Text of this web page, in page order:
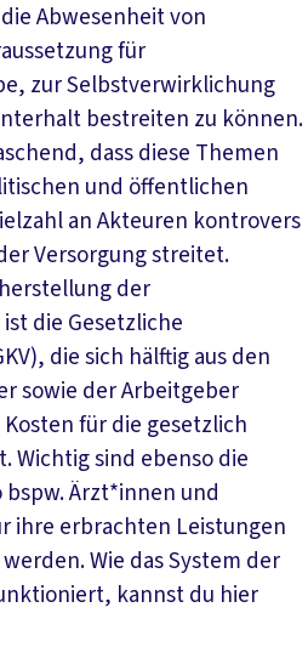
Abwesenheit von
für
zur Selbstverwirklichung
bestreiten zu können.
dass diese Themen
und öffentlichen
an Akteuren kontrovers
Versorgung streitet.
der
die Gesetzliche
die sich hälftig aus den
sowie der Arbeitgeber
für die gesetzlich
Wichtig sind ebenso die
Ärzt*innen und
ihre erbrachten Leistungen
Wie das System der
kannst du hier